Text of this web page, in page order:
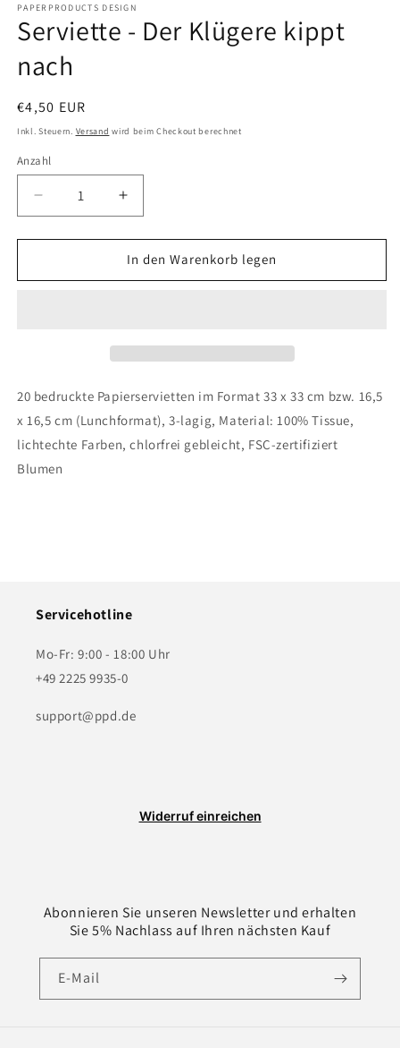
in
Modal
öffnen
PAPERPRODUCTS DESIGN
Serviette - Der Klügere kippt
nach
Normaler
Preis
€4,50 EUR
Inkl. Steuern. Versand wird beim Checkout berechnet
Anzahl
Anzahl
Verringere
die
Menge
Serviette
Erhöhe
die
Menge
für
Serviette
In den Warenkorb legen
20 bedruckte Papierservietten im Format 33 x 33 cm bzw. 16,5
x 16,5 cm (Lunchformat), 3-lagig, Material: 100% Tissue,
lichtechte Farben, chlorfrei gebleicht, FSC-zertifiziert
Blumen
Servicehotline
Mo-Fr: 9:00 - 18:00 Uhr
+49 2225 9935-0
support@ppd.de
Widerruf einreichen
Abonnieren Sie unseren Newsletter und erhalten
Sie 5% Nachlass auf Ihren nächsten Kauf
E-Mail